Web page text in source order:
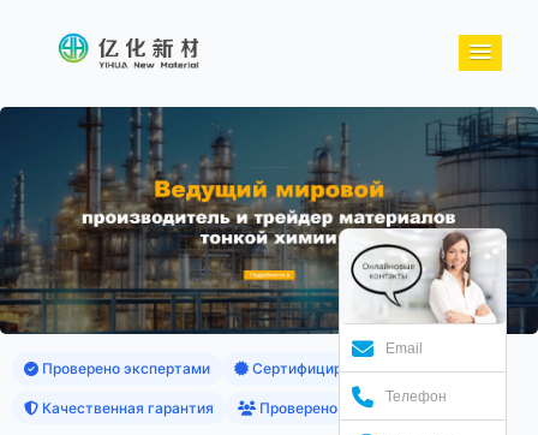
Проверено экспертами Сертифицированные продукты
Качественная гарантия Проверено клиентами
Email
Телефон